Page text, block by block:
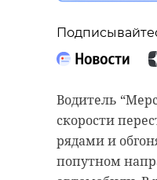
Водитель
скорости
рядами и
попутном
разгадал
могилы
и узнал
об
В Каменке
11 февраля 2020, 14:55